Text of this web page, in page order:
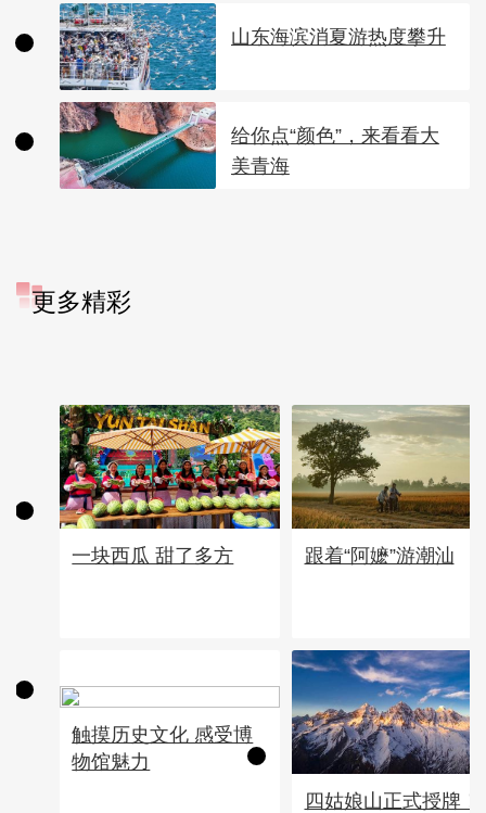
山东海滨消夏游热度攀升
给你点“颜色”，来看看大
美青海
更多精彩
一块西瓜 甜了多方 跟着“阿嬷”游潮汕
触摸历史文化 感受博
物馆魅力
四姑娘山正式授牌！